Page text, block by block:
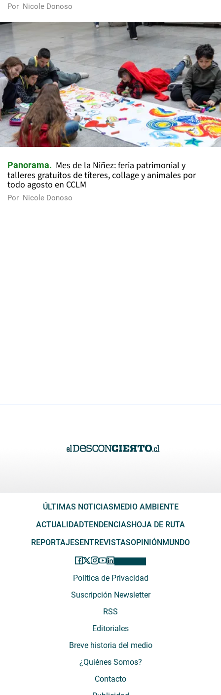
Por Nicole Donoso
Panorama
Mes de la Niñez: feria patrimonial y
talleres gratuitos de títeres, collage y animales por
todo agosto en CCLM
Por Nicole Donoso
ÚLTIMAS NOTICIAS MEDIO AMBIENTE
ACTUALIDADTENDENCIAS HOJA DE RUTA
REPORTAJES ENTREVISTASOPINIÓN MUNDO
Política de Privacidad
Suscripción Newsletter
RSS
Editoriales
Breve historia del medio
¿Quiénes Somos?
Contacto